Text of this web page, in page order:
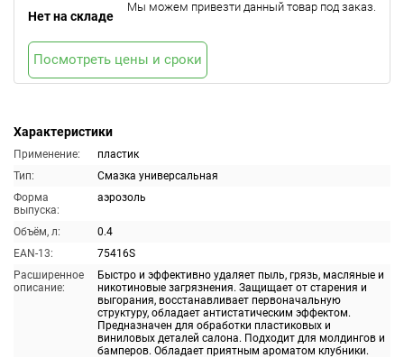
Характеристики
Применение:
пластик
Тип:
Смазка универсальная
Форма
выпуска:
аэрозоль
Объём, л:
0.4
EAN-13:
75416S
Расширенное
описание:
Быстро и эффективно удаляет пыль, грязь, масляные и
никотиновые загрязнения. Защищает от старения и
выгорания, восстанавливает первоначальную
структуру, обладает антистатическим эффектом.
Предназначен для обработки пластиковых и
виниловых деталей салона. Подходит для молдингов и
бамперов. Обладает приятным ароматом клубники.
Нет на складе
Мы можем привезти данный товар под заказ.
Посмотреть цены и сроки